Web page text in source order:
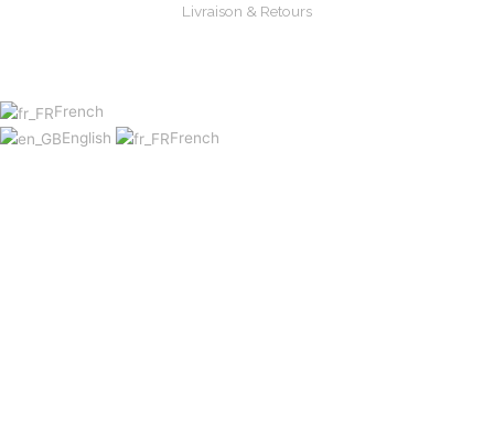
Livraison & Retours
French
English
French